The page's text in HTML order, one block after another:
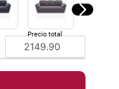
Precio total